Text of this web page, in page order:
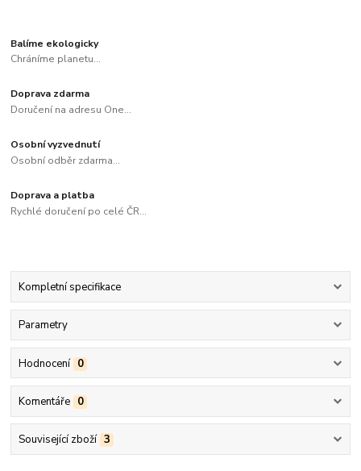
Balíme ekologicky
Chráníme planetu...
Doprava zdarma
Doručení na adresu One...
Osobní vyzvednutí
Osobní odběr zdarma...
Doprava a platba
Rychlé doručení po celé ČR...
Kompletní specifikace
Parametry
Hodnocení 0
Komentáře 0
Související zboží 3